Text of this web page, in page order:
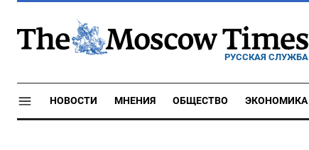
РУССКАЯ СЛУЖБА
НОВОСТИ МНЕНИЯ ОБЩЕСТВО ЭКОНОМИКА